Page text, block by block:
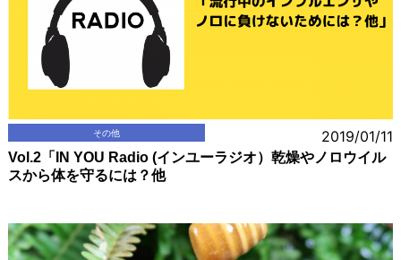
その他 2019/01/11
Vol.2「IN YOU Radio (インユーラジオ）乾燥やノロウイル
スから体を守るには？他